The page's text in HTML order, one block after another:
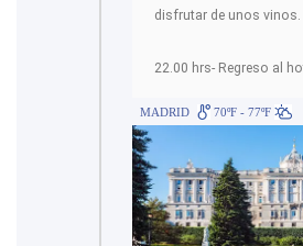
disfrutar de unos vinos.
22.00 hrs- Regreso al
MADRID 70ºF - 77ºF